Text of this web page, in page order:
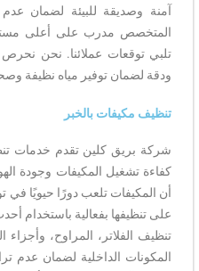
آمنة وصديقة للبيئة لضمان عدم
المتخصص مدرب على أعلى
تلبي توقعات عملائنا. نحن نحرص
ودقة لضمان توفير مياه نظيفة
تنظيف مكيفات بالخبر
شركة بريق كلين تقدم خدمات
كفاءة تشغيل المكيفات وجودة
أن المكيفات تلعب دورًا حيويًا في
على تنظيفها بفعالية باستخدام
تنظيف الفلاتر، المراوح، وأجزاء
المكونات الداخلية لضمان عدم